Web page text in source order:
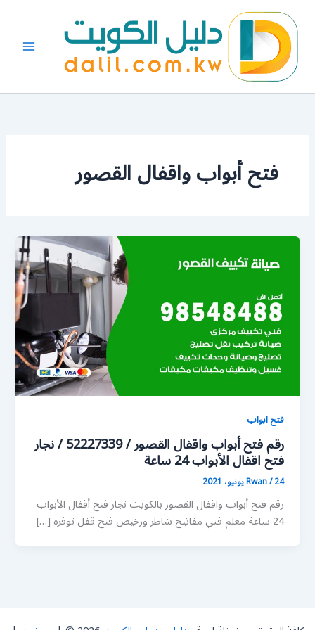
المحتوى
فتح أبواب واقفال القصور
فتح ابواب
رقم فتح أبواب واقفال القصور / 52227339 / نجار
فتح اقفال الأبواب 24 ساعة
Rwan/24 يونيو، 2021
رقم فتح أبواب واقفال القصور بالكويت نجار فتح أقفال الأبواب
24 ساعة معلم فني مفاتيح شاطر ورخيص فتح قفل توفره […]